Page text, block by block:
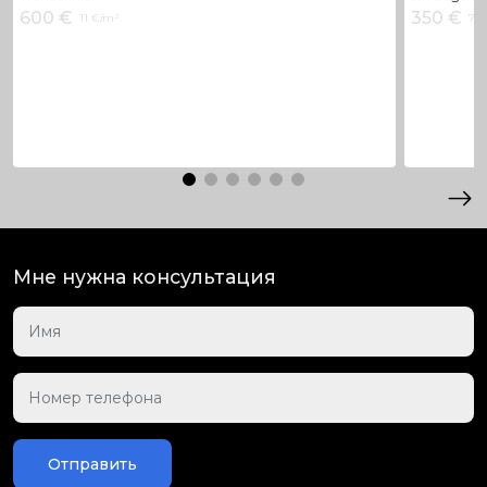
600 € 11 €/m² 350 € 7
Мне нужна консультация
Отправить